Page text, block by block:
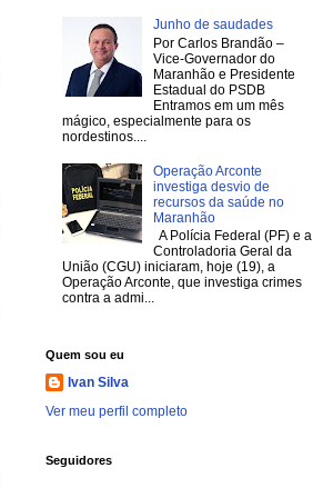
Junho de saudades
Por Carlos Brandão –
Vice-Governador do
Maranhão e Presidente
Estadual do PSDB
Entramos em um mês
mágico, especialmente para os
nordestinos....
Operação Arconte
investiga desvio de
recursos da saúde no
Maranhão
A Polícia Federal (PF) e a
Controladoria Geral da
União (CGU) iniciaram, hoje (19), a
Operação Arconte, que investiga crimes
contra a admi...
Quem sou eu
Ivan Silva
Ver meu perfil completo
Seguidores